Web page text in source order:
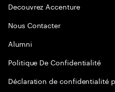
Decouvrez Accenture
Nous Contacter
Alumni
Politique De Confidentialité
Déclaration de confidentialité